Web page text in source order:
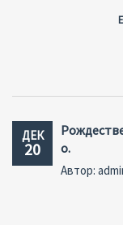
ДЕК
20
о.
Автор: